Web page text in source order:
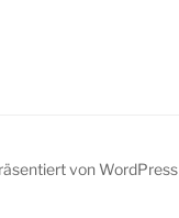
von WordPress